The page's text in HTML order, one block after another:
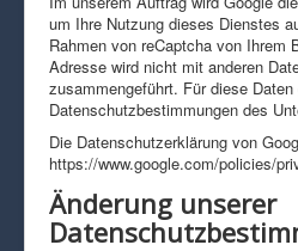
um Ihre Nutzung dieses Dienstes
Rahmen von reCaptcha von Ihrem
Adresse wird nicht mit anderen
zusammengeführt. Für diese
Datenschutzbestimmungen des
Die Datenschutzerklärung von
https://www.google.com/policies/
Änderung unserer